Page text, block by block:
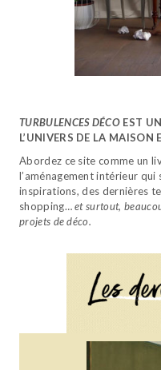
TURBULENCES DÉCO EST
L’UNIVERS DE LA MAISON
Abordez ce site comme un
l’aménagement intérieur qui
inspirations, des dernières
shopping…et surtout,
projets de déco.